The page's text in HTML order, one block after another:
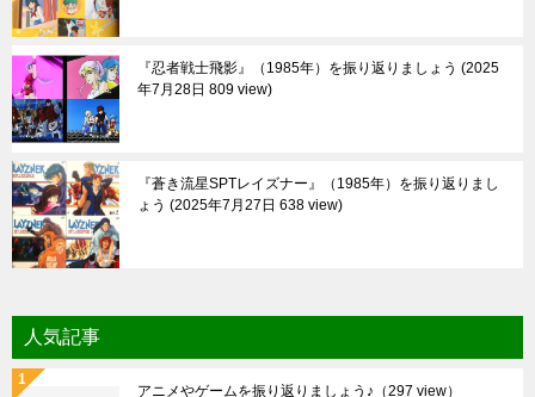
『忍者戦士飛影』（1985年）を振り返りましょう
2025
年7月28日 809 view
『蒼き流星SPTレイズナー』（1985年）を振り返りまし
ょう
2025年7月27日 638 view
人気記事
アニメやゲームを振り返りましょう♪ （297 view）